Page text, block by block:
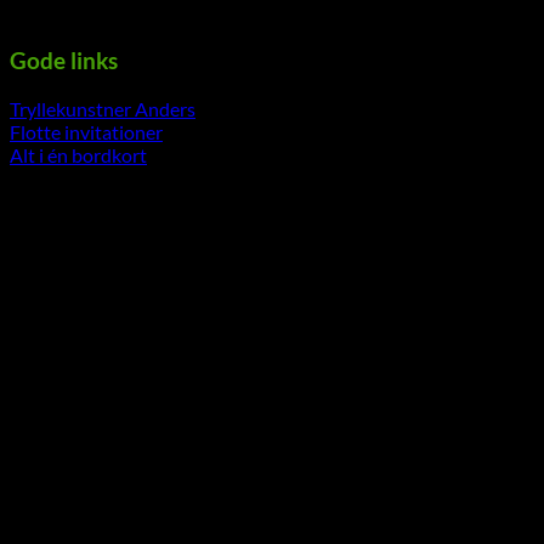
Gode links
Tryllekunstner Anders
Flotte invitationer
Alt i én bordkort